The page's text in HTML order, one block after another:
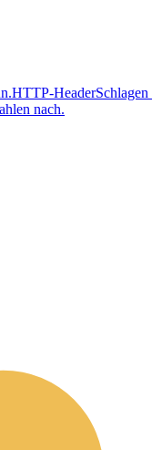
HTTP-Header
nach.